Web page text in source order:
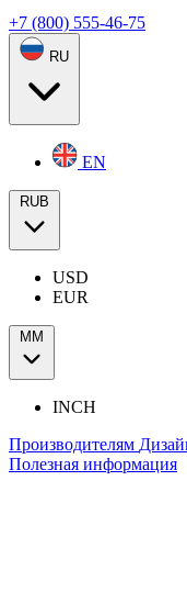
+7 (800) 555-46-75
RU
EN
RUB
USD
EUR
ММ
INCH
Производителям
Полезная информация